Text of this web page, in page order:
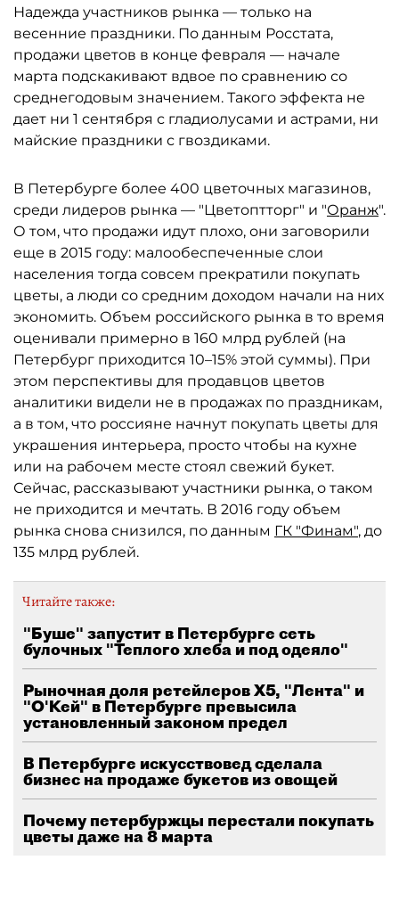
Надежда участников рынка — только на
весенние праздники. По данным Росстата,
продажи цветов в конце февраля — начале
марта подскакивают вдвое по сравнению со
среднегодовым значением. Такого эффекта не
дает ни 1 сентября с гладиолусами и астрами, ни
майские праздники с гвоздиками.
В Петербурге более 400 цветочных магазинов,
среди лидеров рынка — "Цветоптторг" и "Оранж".
О том, что продажи идут плохо, они заговорили
еще в 2015 году: малообеспеченные слои
населения тогда совсем прекратили покупать
цветы, а люди со средним доходом начали на них
экономить. Объем российского рынка в то время
оценивали примерно в 160 млрд рублей (на
Петербург приходится 10–15% этой суммы). При
этом перспективы для продавцов цветов
аналитики видели не в продажах по праздникам,
а в том, что россияне начнут покупать цветы для
украшения интерьера, просто чтобы на кухне
или на рабочем месте стоял свежий букет.
Сейчас, рассказывают участники рынка, о таком
не приходится и мечтать. В 2016 году объем
рынка снова снизился, по данным ГК "Финам", до
135 млрд рублей.
Читайте также:
"Буше" запустит в Петербурге сеть
булочных "Теплого хлеба и под одеяло"
Рыночная доля ретейлеров X5, "Лента" и
"О'Кей" в Петербурге превысила
установленный законом предел
В Петербурге искусствовед сделала
бизнес на продаже букетов из овощей
Почему петербуржцы перестали покупать
цветы даже на 8 марта